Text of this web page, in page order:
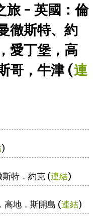
旅 - 英國：倫
徹斯特、約
愛丁堡，高
哥，牛津 (連
)
特．約克 (連結)
高地．斯開島 (連結)